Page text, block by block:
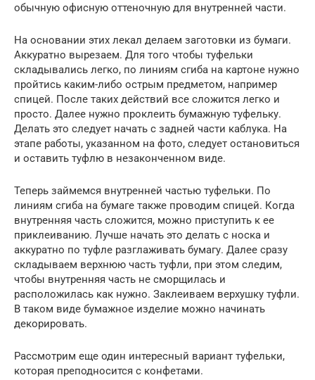
обычную офисную оттеночную для внутренней части.
На основании этих лекал делаем заготовки из бумаги.
Аккуратно вырезаем. Для того чтобы туфельки
складывались легко, по линиям сгиба на картоне нужно
пройтись каким-либо острым предметом, например
спицей. После таких действий все сложится легко и
просто. Далее нужно проклеить бумажную туфельку.
Делать это следует начать с задней части каблука. На
этапе работы, указанном на фото, следует остановиться
и оставить туфлю в незаконченном виде.
Теперь займемся внутренней частью туфельки. По
линиям сгиба на бумаге также проводим спицей. Когда
внутренняя часть сложится, можно приступить к ее
приклеиванию. Лучше начать это делать с носка и
аккуратно по туфле разглаживать бумагу. Далее сразу
складываем верхнюю часть туфли, при этом следим,
чтобы внутренняя часть не сморщилась и
расположилась как нужно. Заклеиваем верхушку туфли.
В таком виде бумажное изделие можно начинать
декорировать.
Рассмотрим еще один интересный вариант туфельки,
которая преподносится с конфетами.